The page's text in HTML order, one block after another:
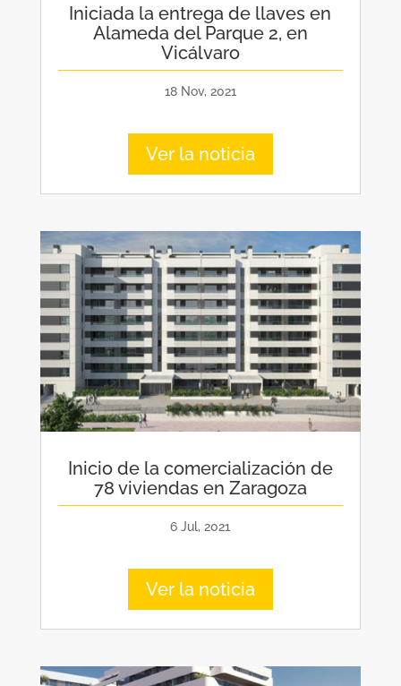
Iniciada la entrega de llaves en
Alameda del Parque 2, en
Vicálvaro
18 Nov, 2021
Ver la noticia
Inicio de la comercialización de
78 viviendas en Zaragoza
6 Jul, 2021
Ver la noticia